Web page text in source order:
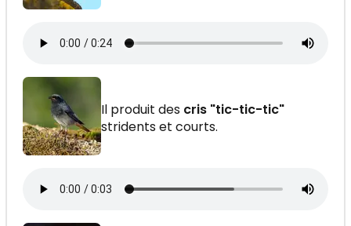
Il produit des cris "tic-tic-tic"
stridents et courts.